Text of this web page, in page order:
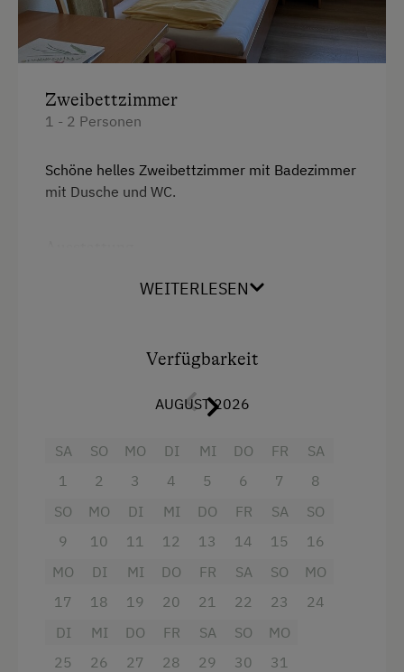
Waldspielplatz
Ausstattung der Wohneinheit
Bettwäsche vorhanden
Ferienwohnung mit Frühstück
Waschmaschine
Bankett-Möglichkeiten
Bäuerliche Küche
Kontinentales Frühstück
Ohne Verpflegung
Zweibettzimmer
1 - 2 Personen
Schöne helles Zweibettzimmer mit Badezimmer
mit Dusche und WC.
WEITERLESEN
Verfügbarkeit
AUGUST 2026
SA
1
SO
2
MO
3
DI
4
MI
5
DO
6
FR
7
SA
8
SO
9
MO
10
DI
11
MI
12
DO
13
FR
14
SA
15
SO
16
MO
17
DI
18
MI
19
DO
20
FR
21
SA
22
SO
23
MO
24
DI
25
MI
26
DO
27
FR
28
SA
29
SO
30
MO
31